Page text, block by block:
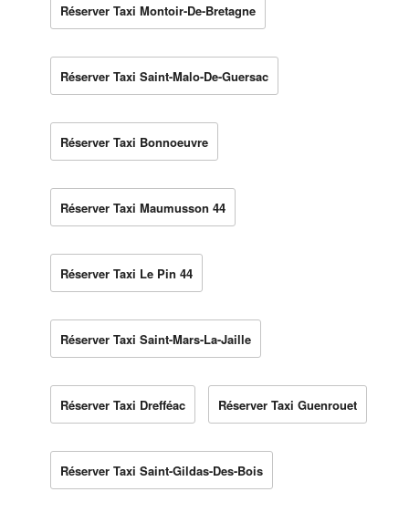
Réserver Taxi Montoir-De-Bretagne
Réserver Taxi Saint-Malo-De-Guersac
Réserver Taxi Bonnoeuvre
Réserver Taxi Maumusson 44
Réserver Taxi Le Pin 44
Réserver Taxi Saint-Mars-La-Jaille
Réserver Taxi Drefféac Réserver Taxi Guenrouet
Réserver Taxi Saint-Gildas-Des-Bois